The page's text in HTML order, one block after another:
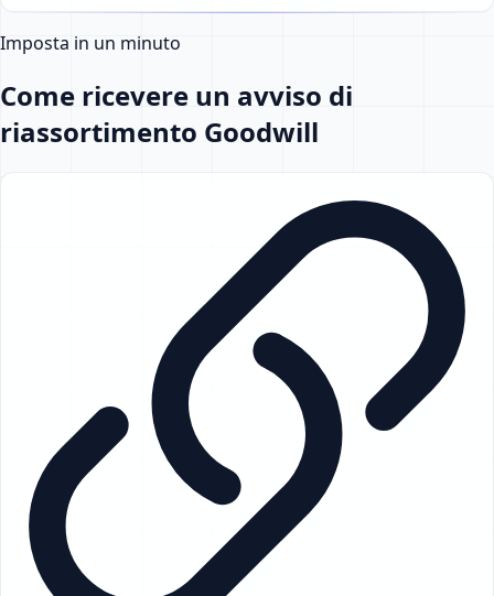
Imposta in un minuto
Come ricevere un avviso di
riassortimento Goodwill